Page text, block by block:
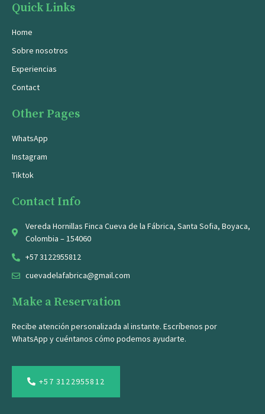
Quick Links
Home
Sobre nosotros
Experiencias
Contact
Other Pages
WhatsApp
Instagram
Tiktok
Contact Info
Vereda Hornillas Finca Cueva de la Fábrica, Santa Sofia, Boyaca,
Colombia – 154060
+57 3122955812
cuevadelafabrica@gmail.com
Make a Reservation
Recibe atención personalizada al instante. Escríbenos por
WhatsApp y cuéntanos cómo podemos ayudarte.
+57 3122955812